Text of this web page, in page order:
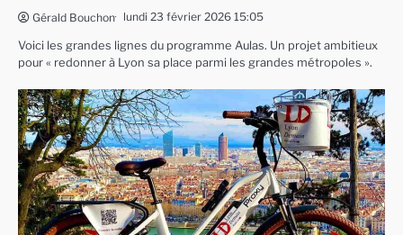
Gérald Bouchon lundi 23 février 2026 15:05
Voici les grandes lignes du programme Aulas. Un projet ambitieux
pour « redonner à Lyon sa place parmi les grandes métropoles ».